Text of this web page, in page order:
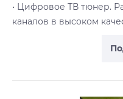
• Цифровое ТВ тюнер.
каналов в высоком